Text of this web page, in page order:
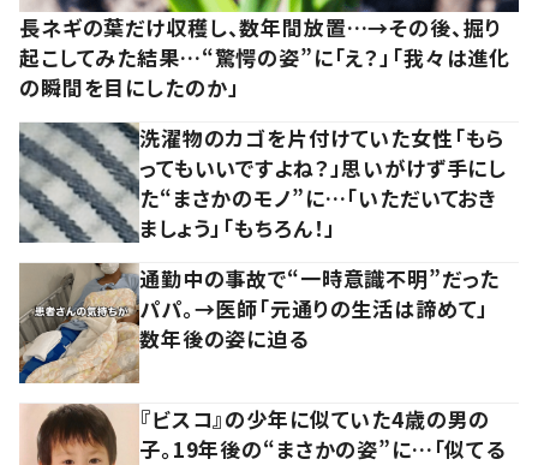
長ネギの葉だけ収穫し、数年間放置…→その後、掘り
起こしてみた結果…“驚愕の姿”に「え？」「我々は進化
の瞬間を目にしたのか」
洗濯物のカゴを片付けていた女性「もら
ってもいいですよね？」思いがけず手にし
た“まさかのモノ”に…「いただいておき
ましょう」「もちろん！」
通勤中の事故で“一時意識不明”だった
パパ。→医師「元通りの生活は諦めて」
数年後の姿に迫る
『ビスコ』の少年に似ていた4歳の男の
子。19年後の“まさかの姿”に…「似てる